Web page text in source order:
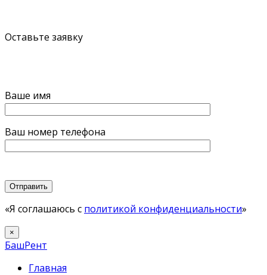
Оставьте заявку
Ваше имя
Ваш номер телефона
«Я соглашаюсь с политикой конфиденциальности»
×
БашРент
Главная